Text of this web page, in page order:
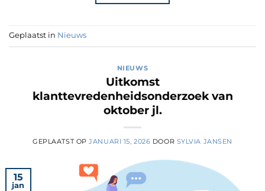
Geplaatst in Nieuws
NIEUWS
Uitkomst
klanttevredenheidsonderzoek van
oktober jl.
GEPLAATST OPJANUARI 15, 2026 DOOR SYLVIA JANSEN
15
jan